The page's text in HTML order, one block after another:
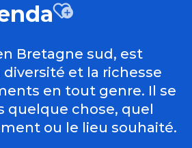
Ajouter aux
Bretagne sud, est
et la richesse
en tout genre. Il se
quelque chose, quel
ou le lieu souhaité.